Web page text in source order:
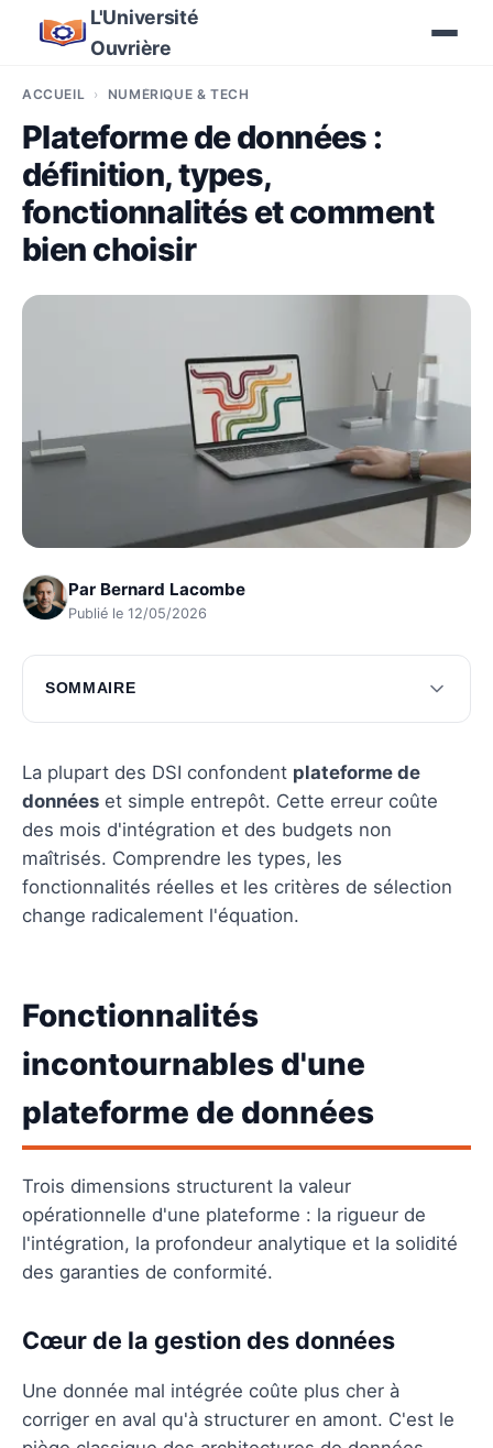
L'Université
Ouvrière
ACCUEIL NUMÉRIQUE & TECH
Plateforme de données :
définition, types,
fonctionnalités et comment
bien choisir
Par Bernard Lacombe
Publié le 12/05/2026
SOMMAIRE
Fonctionnalités incontournables d'une
Stratégies pour choisir une plateforme
optimale
Questions fréquentes
La plupart des DSI confondent plateforme de
données et simple entrepôt. Cette erreur coûte
des mois d'intégration et des budgets non
maîtrisés. Comprendre les types, les
fonctionnalités réelles et les critères de sélection
change radicalement l'équation.
Fonctionnalités
incontournables d'une
plateforme de données
Trois dimensions structurent la valeur
opérationnelle d'une plateforme : la rigueur de
l'intégration, la profondeur analytique et la solidité
des garanties de conformité.
Cœur de la gestion des données
Une donnée mal intégrée coûte plus cher à
corriger en aval qu'à structurer en amont. C'est le